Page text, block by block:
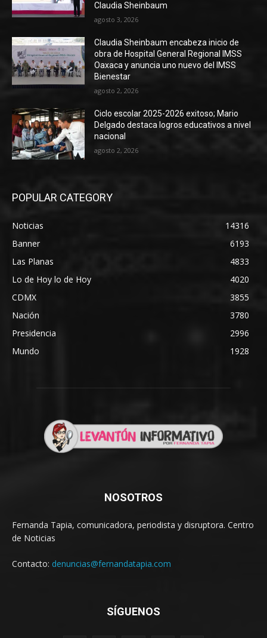
Claudia Sheinbaum
agosto 3, 2026
Claudia Sheinbaum encabeza inicio de
obra de Hospital General Regional IMSS
Oaxaca y anuncia uno nuevo del IMSS
Bienestar
agosto 2, 2026
Ciclo escolar 2025-2026 exitoso; Mario
Delgado destaca logros educativos a nivel
nacional
agosto 2, 2026
POPULAR CATEGORY
Noticias
14316
Banner
6193
Las Planas
4833
Lo de Hoy lo de Hoy
4020
CDMX
3855
Nación
3780
Presidencia
2996
Mundo
1928
NOSOTROS
Fernanda Tapia, comunicadora, periodista y disruptora. Centro
de Noticias
Contacto: denuncias@fernandatapia.com
SÍGUENOS